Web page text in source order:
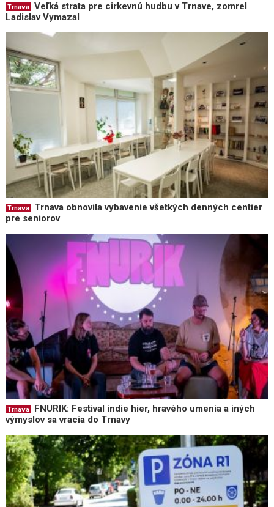
Trnava
Veľká strata pre cirkevnú hudbu v Trnave, zomrel
Ladislav Vymazal
Trnava
Trnava obnovila vybavenie všetkých denných centier
pre seniorov
Trnava
FNURIK: Festival indie hier, hravého umenia a iných
výmyslov sa vracia do Trnavy